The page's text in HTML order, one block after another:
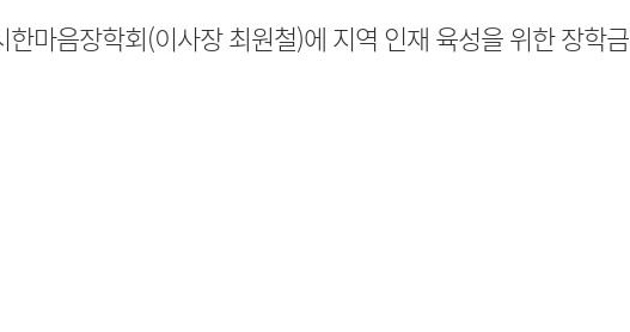
마음장학회(이사장 최원철)에 지역 인재 육성을 위한 장학금